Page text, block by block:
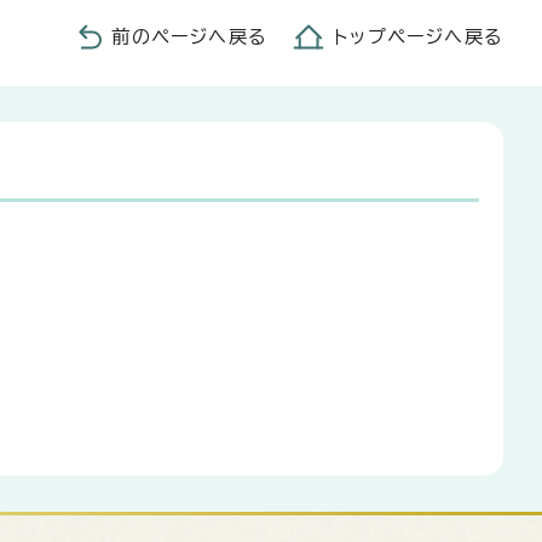
前のページへ戻る トップページへ戻る